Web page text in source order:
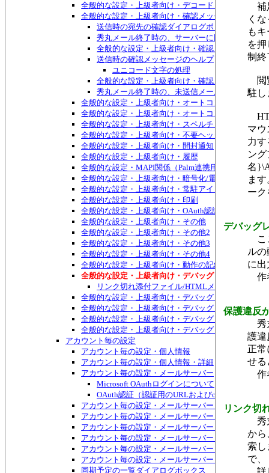
全般的な設定・上級者向け・デコード・文字化け対策
全般的な設定・上級者向け・確認メッセージ
送信時の宛先の確認ダイアログボックス
秀丸メール終了時の、サーバーに同期させるか
全般的な設定・上級者向け・確認メッセージ・
送信時の確認メッセージのヘルプ
ユニコード文字の処理
全般的な設定・上級者向け・確認メッセージ・
秀丸メール終了時の、未送信メールについての
全般的な設定・上級者向け・オートコンプリート
全般的な設定・上級者向け・オートコンプリート・
全般的な設定・上級者向け・スペルチェック
全般的な設定・上級者向け・不要ヘッダ
全般的な設定・上級者向け・開封通知
全般的な設定・上級者向け・履歴
全般的な設定・MAPI関係（Palm連携用）
全般的な設定・上級者向け・暗号化/電子署名
全般的な設定・上級者向け・常駐アイコン
全般的な設定・上級者向け・印刷
全般的な設定・上級者向け・OAuth認証
全般的な設定・上級者向け・その他
全般的な設定・上級者向け・その他2
全般的な設定・上級者向け・その他3
全般的な設定・上級者向け・その他4
全般的な設定・上級者向け・動作の記録
全般的な設定・上級者向け・デバッグ
リンク切れ添付ファイル/HTMLメールの検索ダ
全般的な設定・上級者向け・デバッグ・デバッグ2
全般的な設定・上級者向け・デバッグ・デバッグ3
全般的な設定・上級者向け・デバッグ・ソケット
全般的な設定・上級者向け・デバッグ・IMAP
アカウント毎の設定
アカウント毎の設定・個人情報
アカウント毎の設定・個人情報・詳細
アカウント毎の設定・メールサーバー
Microsoft OAuthログインについて
OAuth認証（認証用のURLおよびcode=入力）ダ
アカウント毎の設定・メールサーバー・詳細
アカウント毎の設定・メールサーバー・詳細・再試行
アカウント毎の設定・メールサーバー・詳細・SSLで
アカウント毎の設定・メールサーバー・詳細2
アカウント毎の設定・メールサーバー・トラブル対策
アカウント毎の設定・メールサーバー・POP/IMAP
同期予定の一覧ダイアログボックス
補
く
も
を
制終
閲
駐し
マ
力
ン
名
ま
ー
デバッグ
こ
ル
に
作
保護違反
秀
護違
正常
せる
作
リンク切
秀
から
索し
で